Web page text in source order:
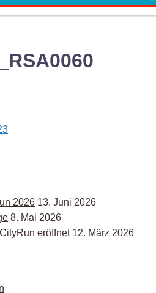
2026 13. Juni 2026
8. Mai 2026
eröffnet 12. März 2026